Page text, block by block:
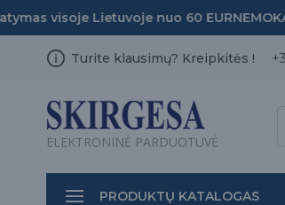
visoje Lietuvoje nuo 60 EUR
Turite klausimų? Kreipkitės !
ELEKTRONINĖ PARDUOTUVĖ
PRODUKTŲ KATALOGAS